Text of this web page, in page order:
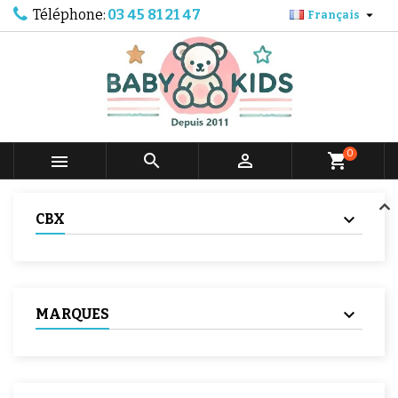
Téléphone: 03 45 81 21 47 Français 
   shopping_cart0
CBX
MARQUES